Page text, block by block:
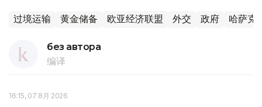
过境运输 黄金储备 欧亚经济联盟 外交 政府 哈萨克
без автора
编译
16:15, 07 8月 2026